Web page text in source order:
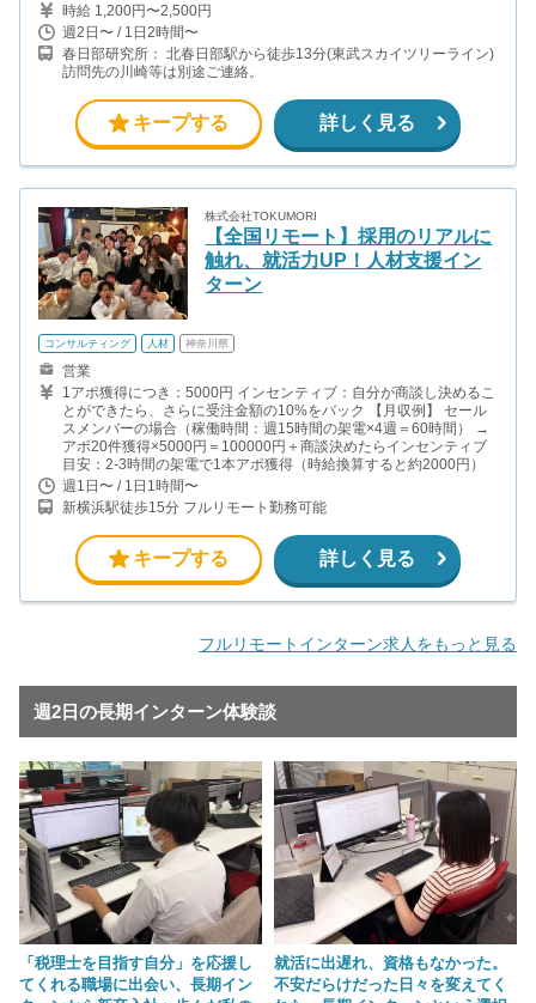
時給 1,200円〜2,500円
週2日〜 / 1日2時間〜
春日部研究所： 北春日部駅から徒歩13分(東武スカイツリーライン)
訪問先の川崎等は別途ご連絡。
キープする 詳しく見る
株式会社TOKUMORI
【全国リモート】採用のリアルに
触れ、就活力UP！人材支援イン
ターン
コンサルティング 人材 神奈川県
営業
1アポ獲得につき：5000円 インセンティブ：自分が商談し決めるこ
とができたら、さらに受注金額の10%をバック 【月収例】 セール
スメンバーの場合（稼働時間：週15時間の架電×4週＝60時間） →
アポ20件獲得×5000円＝100000円＋商談決めたらインセンティブ
目安：2-3時間の架電で1本アポ獲得（時給換算すると約2000円）
週1日〜 / 1日1時間〜
新横浜駅徒歩15分 フルリモート勤務可能
キープする 詳しく見る
フルリモートインターン求人をもっと見る
週2日の長期インターン体験談
「税理士を目指す自分」を応援し
てくれる職場に出会い、長期イン
就活に出遅れ、資格もなかった。
不安だらけだった日々を変えてく